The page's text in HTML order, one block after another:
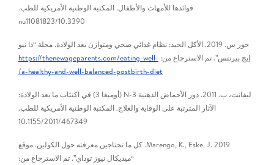
فوائدها للأمهات والأطفال. المكتبة الوطنية الأمريكية للطب.
10.3390/nu11081823
خور س. 2019. الأكل الجيد: نظام غذائي صحي ومتوازن بعد الولادة. مجلة “ذا نيو
إيج بيرنتس”. تم الاسترجاع من: https://thenewageparents.com/eating-well-
a-healthy-and-well-balanced-postbirth-diet/
ليفانت، ب. 2011. دور الأحماض الدهنية N-3 (أوميغا 3) في اكتئاب ما بعد الولادة:
الآثار المترتبة على الوقاية والعلاج. المكتبة الوطنية الأمريكية للطب.
10.1155/2011/467349
Marengo, K., Eske, J. 2019. كل ما تحتاجين معرفته حول الكولين. موقع
“ميديكال نيوز توداي”. تم الاسترجاع من: